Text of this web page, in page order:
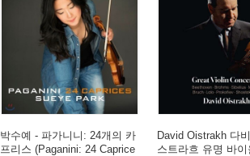
박수예 - 파가니니: 24개의 카
프리스 (Paganini: 24 Caprice
David Oistrakh 다
스트라흐 유명 바